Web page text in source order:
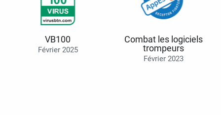
VB100
Février 2025
Combat les logiciels
trompeurs
Février 2023